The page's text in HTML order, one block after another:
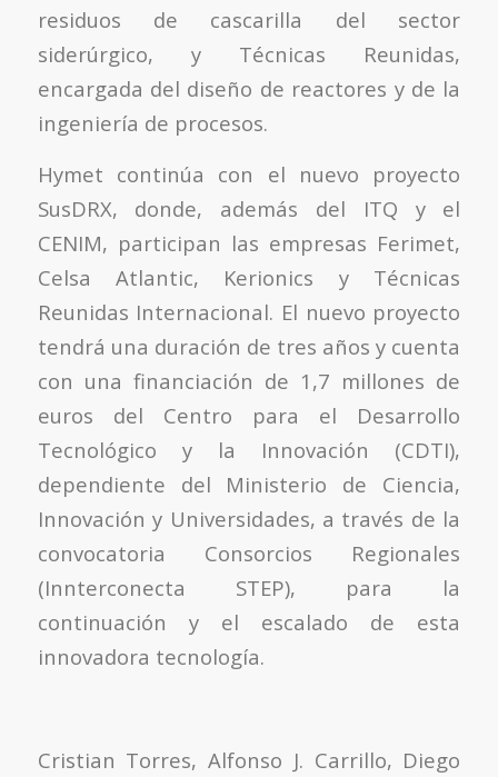
residuos de cascarilla del sector
siderúrgico, y Técnicas Reunidas,
encargada del diseño de reactores y de la
ingeniería de procesos.
Hymet continúa con el nuevo proyecto
SusDRX, donde, además del ITQ y el
CENIM, participan las empresas Ferimet,
Celsa Atlantic, Kerionics y Técnicas
Reunidas Internacional. El nuevo proyecto
tendrá una duración de tres años y cuenta
con una financiación de 1,7 millones de
euros del Centro para el Desarrollo
Tecnológico y la Innovación (CDTI),
dependiente del Ministerio de Ciencia,
Innovación y Universidades, a través de la
convocatoria Consorcios Regionales
(Innterconecta STEP), para la
continuación y el escalado de esta
innovadora tecnología.
Cristian Torres, Alfonso J. Carrillo, Diego